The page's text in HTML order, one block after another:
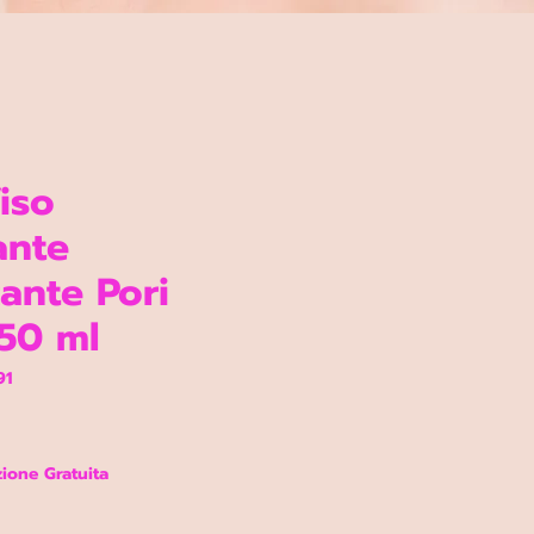
Pori
ml
Gratuita